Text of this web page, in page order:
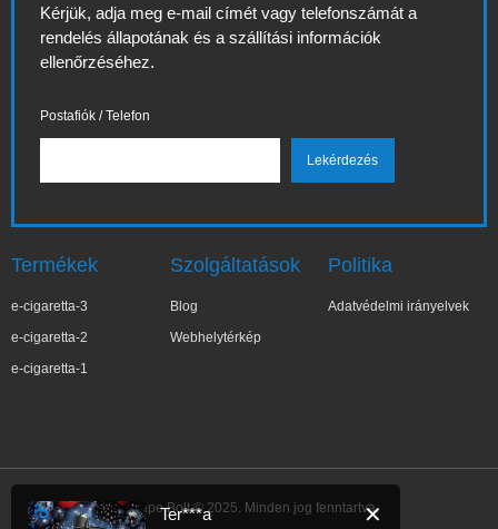
Kérjük, adja meg e-mail címét vagy telefonszámát a
rendelés állapotának és a szállítási információk
ellenőrzéséhez.
Postafiók / Telefon
Termékek
e-cigaretta-3
e-cigaretta-2
e-cigaretta-1
Szolgáltatások
Blog
Webhelytérkép
Politika
Adatvédelmi irányelvek
IBVape Bolt © 2025. Minden jog fenntartva.
✕
Ter***a